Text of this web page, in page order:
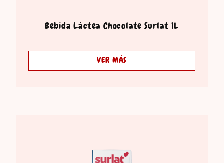
Bebida Láctea Chocolate Surlat 1L
VER MÁS